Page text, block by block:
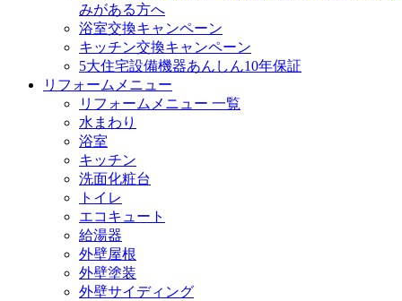
みがある方へ
浴室交換キャンペーン
キッチン交換キャンペーン
5大住宅設備機器あんしん10年保証
リフォームメニュー
リフォームメニュー 一覧
水まわり
浴室
キッチン
洗面化粧台
トイレ
エコキュート
給湯器
外壁屋根
外壁塗装
外壁サイディング